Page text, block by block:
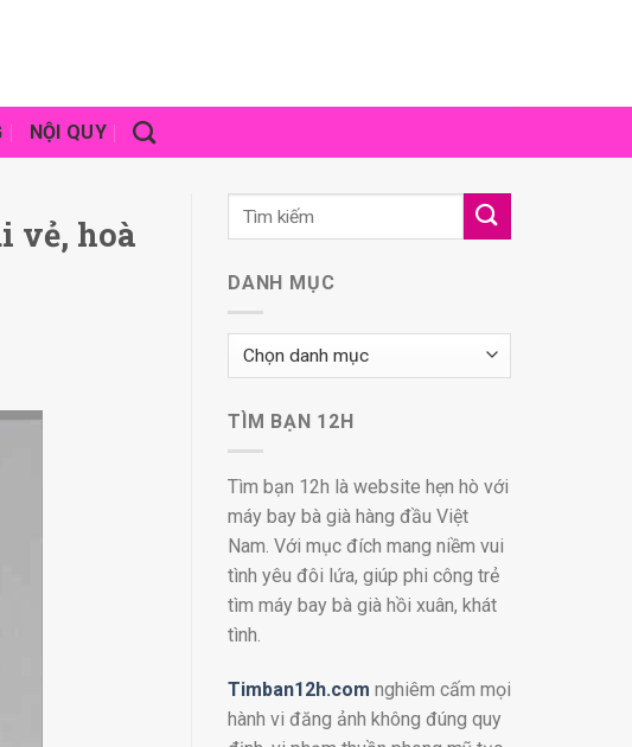
NỘI QUY
vẻ, hoà
DANH MỤC
Danh
mục
TÌM BẠN 12H
Tìm bạn 12h là website hẹn hò với
máy bay bà già hàng đầu Việt
Nam. Với mục đích mang niềm vui
tình yêu đôi lứa, giúp phi công trẻ
tìm máy bay bà già hồi xuân, khát
tình.
Timban12h.com nghiêm cấm mọi
hành vi đăng ảnh không đúng quy